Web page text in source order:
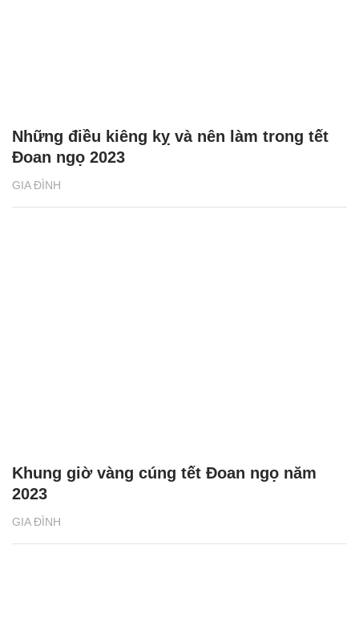
GIA ĐÌNH
Những điều kiêng kỵ và nên làm trong tết
Đoan ngọ 2023
GIA ĐÌNH
Khung giờ vàng cúng tết Đoan ngọ năm
2023